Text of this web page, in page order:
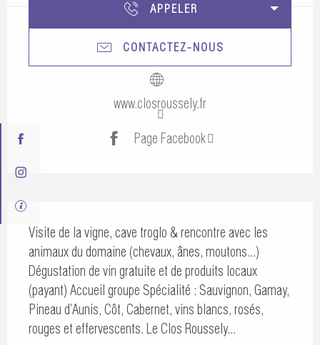
APPELER
CONTACTEZ-NOUS
www.closroussely.fr
Page Facebook
Description
Visite de la vigne, cave troglo & rencontre avec les
animaux du domaine (chevaux, ânes, moutons...)
Dégustation de vin gratuite et de produits locaux
(payant) Accueil groupe Spécialité : Sauvignon, Gamay,
Pineau d’Aunis, Côt, Cabernet, vins blancs, rosés,
rouges et effervescents. Le Clos Roussely...